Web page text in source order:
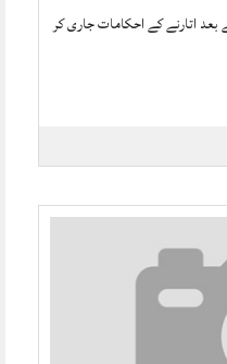
اتارنے کے احکامات جاری کر